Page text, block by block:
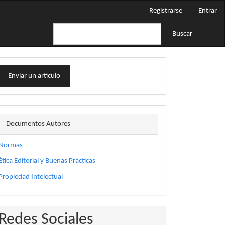
Registrarse Entrar
Buscar
Enviar un artículo
docautor
Documentos Autores
Editorial y Buenas Prácticas
Intelectual
Redes Sociales